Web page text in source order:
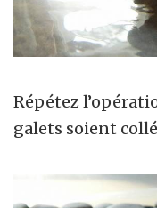
Répétez
galets soient